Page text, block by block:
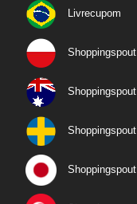
Livrecupom
Shoppingspout